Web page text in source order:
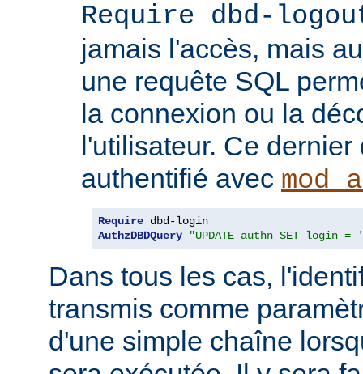
Require dbd-
jamais l'accès, mais
une requête SQL
la connexion ou la
l'utilisateur. Ce
authentifié avec
Require
AuthzDBDQuery
"UPDATE authn SET login =
Dans tous les cas,
transmis comme
d'une simple chaîne